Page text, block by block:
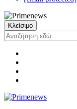
Κλείσιμο